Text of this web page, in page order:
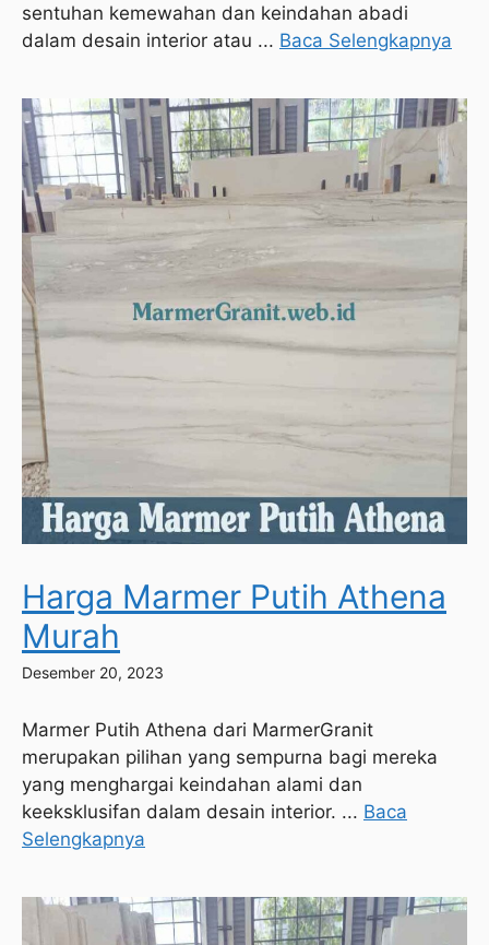
sentuhan kemewahan dan keindahan abadi
dalam desain interior atau ... Baca Selengkapnya
Harga Marmer Putih Athena
Murah
Desember 20, 2023
Marmer Putih Athena dari MarmerGranit
merupakan pilihan yang sempurna bagi mereka
yang menghargai keindahan alami dan
keeksklusifan dalam desain interior. ... Baca
Selengkapnya